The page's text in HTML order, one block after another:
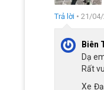
Trả lời • 21/
Biên
Dạ
Rất
Xe